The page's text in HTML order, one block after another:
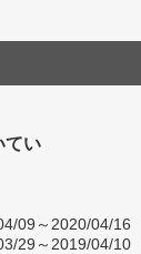
てい
09～2020/04/16
29～2019/04/10